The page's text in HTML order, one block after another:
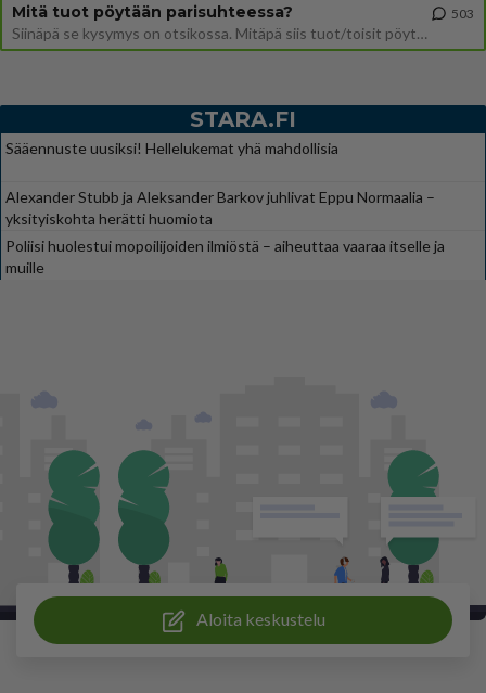
Mitä tuot pöytään parisuhteessa?
Siinäpä se kysymys on otsikossa. Mitäpä siis tuot/toisit pöytään parisuhteessa? Oletko mies vai nainen? Koetko sen mitä
503
STARA.FI
Sääennuste uusiksi! Hellelukemat yhä mahdollisia
Alexander Stubb ja Aleksander Barkov juhlivat Eppu Normaalia –
yksityiskohta herätti huomiota
Poliisi huolestui mopoilijoiden ilmiöstä – aiheuttaa vaaraa itselle ja
muille
Aloita keskustelu